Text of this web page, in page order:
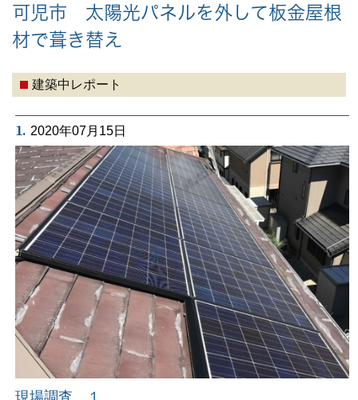
可児市 太陽光パネルを外して板金屋根
材で葺き替え
建築中レポート
1. 2020年07月15日